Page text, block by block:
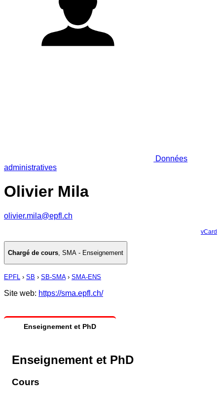
Données
administratives
Olivier Mila
olivier.mila@epfl.ch
vCard
Chargé de cours, SMA - Enseignement
EPFL › SB › SB-SMA› SMA-ENS
Site web: https://sma.epfl.ch/
Enseignement et PhD
Enseignement et PhD
Cours